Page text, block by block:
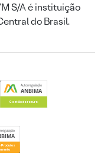
S/A é instituição
do Brasil.